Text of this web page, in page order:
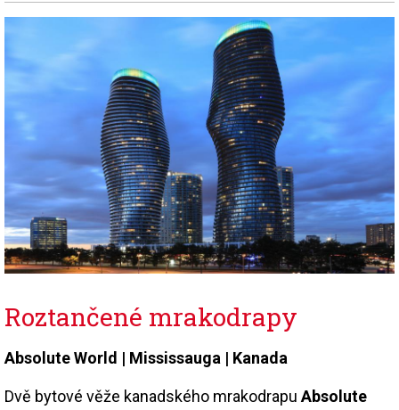
Roztančené mrakodrapy
Absolute World | Mississauga | Kanada
Dvě bytové věže kanadského mrakodrapuAbsolute